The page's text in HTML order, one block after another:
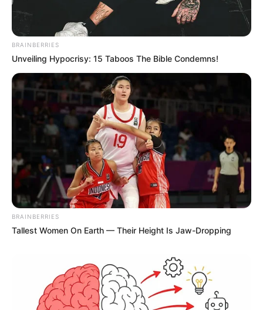
BRAINBERRIES
Unveiling Hypocrisy: 15 Taboos The Bible Condemns!
BRAINBERRIES
Tallest Women On Earth — Their Height Is Jaw-Dropping